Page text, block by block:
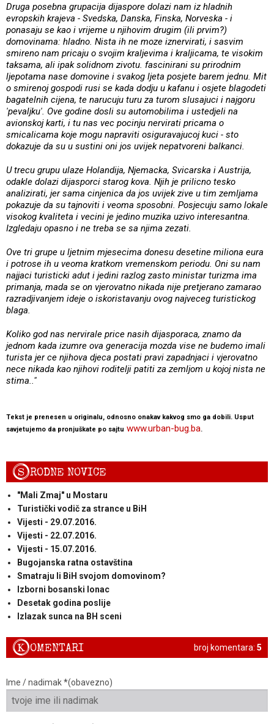
Druga posebna grupacija dijaspore dolazi nam iz hladnih
evropskih krajeva - Svedska, Danska, Finska, Norveska - i
ponasaju se kao i vrijeme u njihovim drugim (ili prvim?)
domovinama: hladno. Nista ih ne moze iznervirati, i sasvim
smireno nam pricaju o svojim kraljevima i kraljicama, te visokim
taksama, ali ipak solidnom zivotu. fascinirani su prirodnim
ljepotama nase domovine i svakog ljeta posjete barem jednu. Mit
o smirenoj gospodi rusi se kada dodju u kafanu i osjete blagodeti
bagatelnih cijena, te narucuju turu za turom slusajuci i najgoru
'pevaljku'. Ove godine dosli su automobilima i ustedjeli na
avionskoj karti, i tu nas vec pocinju nervirati pricama o
smicalicama koje mogu napraviti osiguravajucoj kuci - sto
dokazuje da su u sustini oni jos uvijek nepatvoreni balkanci.
U trecu grupu ulaze Holandija, Njemacka, Svicarska i Austrija,
odakle dolazi dijasporci starog kova. Njih je prilicno tesko
analizirati, jer sama cinjenica da jos uvijek zive u tim zemljama
pokazuje da su tajnoviti i veoma sposobni. Posjecuju samo lokale
visokog kvaliteta i vecini je jedino muzika uzivo interesantna.
Izgledaju opasno i ne treba se sa njima zezati.
Ove tri grupe u ljetnim mjesecima donesu desetine miliona eura
i potrose ih u veoma kratkom vremenskom periodu. Oni su nam
najjaci turisticki adut i jedini razlog zasto ministar turizma ima
primanja, mada se on vjerovatno nikada nije pretjerano zamarao
razradjivanjem ideje o iskoristavanju ovog najveceg turistickog
blaga.
Koliko god nas nervirale price nasih dijasporaca, znamo da
jednom kada izumre ova generacija mozda vise ne budemo imali
turista jer ce njihova djeca postati pravi zapadnjaci i vjerovatno
nece nikada kao njihovi roditelji patiti za zemljom u kojoj nista ne
stima.."
Tekst je prenesen u originalu, odnosno onakav kakvog smo ga dobili. Usput
savjetujemo da pronjuškate po sajtu www.urban-bug.ba.
SRODNE NOVICE
"Mali Zmaj" u Mostaru
Turistički vodič za strance u BiH
Vijesti - 29.07.2016.
Vijesti - 22.07.2016.
Vijesti - 15.07.2016.
Bugojanska ratna ostavština
Smatraju li BiH svojom domovinom?
Izborni bosanski lonac
Desetak godina poslije
Izlazak sunca na BH sceni
broj komentara: 5
KOMENTARI
Ime / nadimak *(obavezno)